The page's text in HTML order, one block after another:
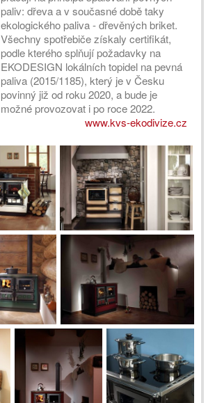
paliv: dřeva a v současné době taky
ekologického paliva - dřevěných briket.
Všechny spotřebiče získaly certifikát,
podle kterého splňují požadavky na
EKODESIGN lokálních topidel na pevná
paliva (2015/1185), který je v Česku
povinný již od roku 2020, a bude je
možné provozovat i po roce 2022.
www.kvs-ekodivize.cz